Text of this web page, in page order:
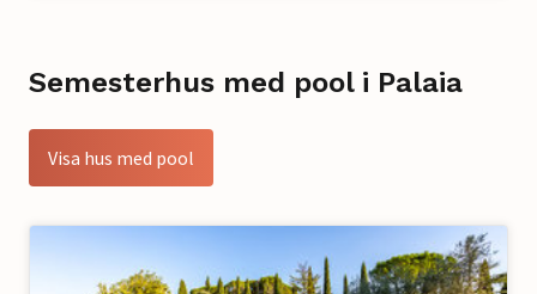
Semesterhus med pool i Palaia
Visa hus med pool